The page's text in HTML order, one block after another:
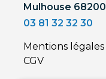
Mulhouse 68200
03 81 32 32 30
Mentions légales
CGV